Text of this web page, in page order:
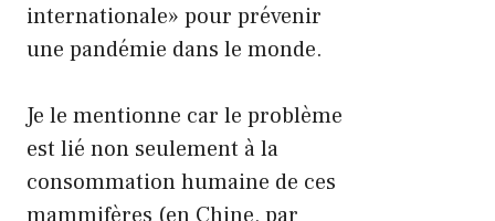
internationale» pour prévenir
une pandémie dans le monde.
Je le mentionne car le problème
est lié non seulement à la
consommation humaine de ces